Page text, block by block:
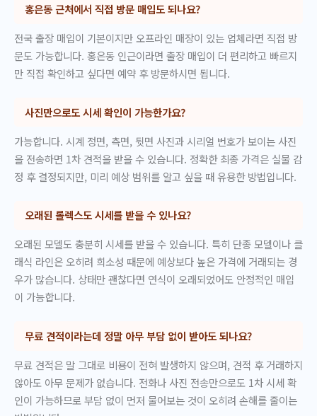
홍은동 근처에서 직접 방문 매입도 되나요?
전국 출장 매입이 기본이지만 오프라인 매장이 있는 업체라면 직접 방
문도 가능합니다. 홍은동 인근이라면 출장 매입이 더 편리하고 빠르지
만 직접 확인하고 싶다면 예약 후 방문하시면 됩니다.
사진만으로도 시세 확인이 가능한가요?
가능합니다. 시계 정면, 측면, 뒷면 사진과 시리얼 번호가 보이는 사진
을 전송하면 1차 견적을 받을 수 있습니다. 정확한 최종 가격은 실물 감
정 후 결정되지만, 미리 예상 범위를 알고 싶을 때 유용한 방법입니다.
오래된 롤렉스도 시세를 받을 수 있나요?
오래된 모델도 충분히 시세를 받을 수 있습니다. 특히 단종 모델이나 클
래식 라인은 오히려 희소성 때문에 예상보다 높은 가격에 거래되는 경
우가 많습니다. 상태만 괜찮다면 연식이 오래되었어도 안정적인 매입
이 가능합니다.
무료 견적이라는데 정말 아무 부담 없이 받아도 되나요?
무료 견적은 말 그대로 비용이 전혀 발생하지 않으며, 견적 후 거래하지
않아도 아무 문제가 없습니다. 전화나 사진 전송만으로도 1차 시세 확
인이 가능하므로 부담 없이 먼저 물어보는 것이 오히려 손해를 줄이는